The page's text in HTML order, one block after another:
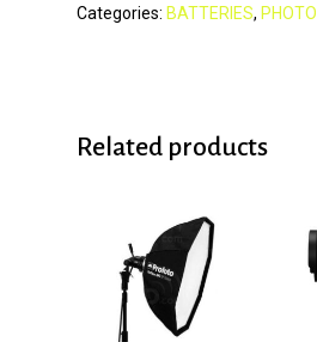
Categories: BATTERIES, PHOTO
Related products